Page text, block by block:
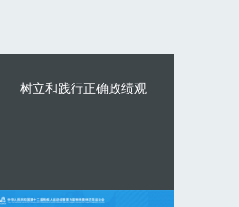
树立和践行正确政绩观